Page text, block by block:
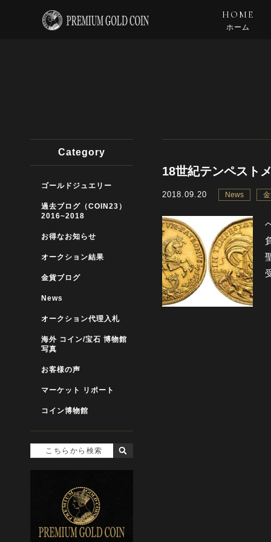
HOME
ホーム
18世紀テンペスト
2018.09.20 News
Category
ゴールドジュエリー
過去ブログ（COIN23）
2016~2018
お得なお知らせ
オークション結果
金貨ブログ
News
オークション代理入札
海外 コイン/宝石 博物館
写真
お客様の声
マーケット リポート
コイン博物館